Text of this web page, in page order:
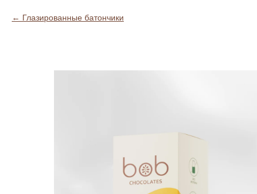
Глазированные батончики